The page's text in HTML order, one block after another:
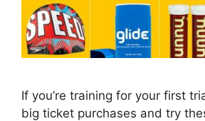
If you’re training for your first
big ticket purchases and try